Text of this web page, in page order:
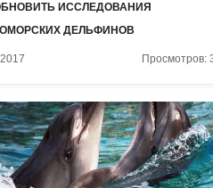
ИССЛЕДОВАНИЯ
ДЕЛЬФИНОВ
Просмотров: